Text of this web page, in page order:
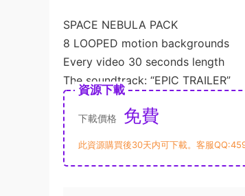
SPACE NEBULA PACK
8 LOOPED motion backgrounds
Every video 30 seconds length
The soundtrack: “EPIC TRAILER”
資源下載
下載價格 免費
此資源購買後30天内可下載。客服